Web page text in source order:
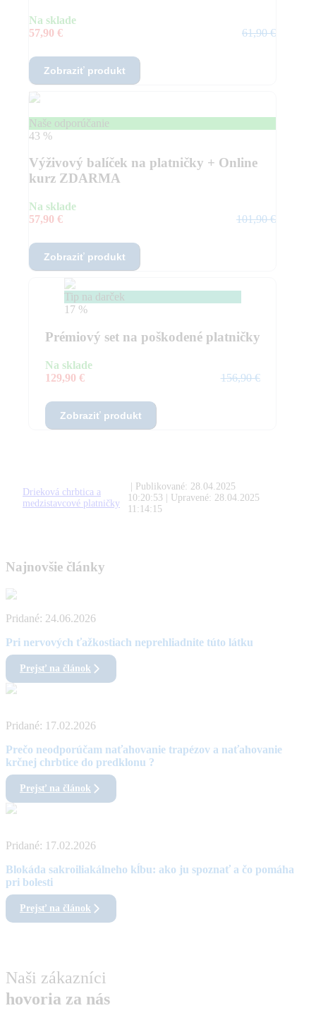
Najnovšie články
Pridané: 24.06.2026
Pri nervových ťažkostiach neprehliadnite túto látku
Prejsť na článok
Pridané: 17.02.2026
Prečo neodporúčam naťahovanie trapézov a naťahovanie
krčnej chrbtice do predklonu ?
Prejsť na článok
Pridané: 17.02.2026
Blokáda sakroiliakálneho kĺbu: ako ju spoznať a čo pomáha
pri bolesti
Prejsť na článok
Na sklade
57,90 €
61,90 €
Zobraziť produkt
Naše odporúčanie
43 %
Výživový balíček na platničky + Online
kurz ZDARMA
Na sklade
57,90 €
101,90 €
Zobraziť produkt
Tip na darček
17 %
Prémiový set na poškodené platničky
Na sklade
129,90 €
156,90 €
Zobraziť produkt
Drieková chrbtica a
medzistavcové platničky
| Publikované: 28.04.2025
10:20:53 | Upravené: 28.04.2025
11:14:15
Naši zákazníci
hovoria za nás